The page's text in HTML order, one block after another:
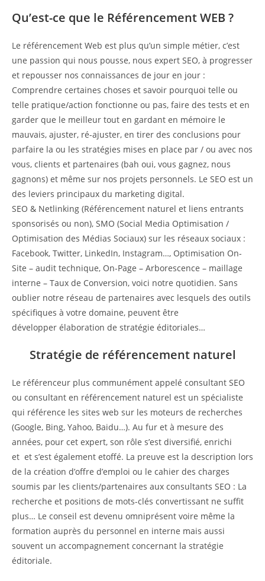
Qu’est-ce que le Référencement WEB ?
Le référencement Web est plus qu’un simple métier, c’est
une passion qui nous pousse, nous expert SEO, à progresser
et repousser nos connaissances de jour en jour :
Comprendre certaines choses et savoir pourquoi telle ou
telle pratique/action fonctionne ou pas, faire des tests et en
garder que le meilleur tout en gardant en mémoire le
mauvais, ajuster, ré-ajuster, en tirer des conclusions pour
parfaire la ou les stratégies mises en place par / ou avec nos
vous, clients et partenaires (bah oui, vous gagnez, nous
gagnons) et même sur nos projets personnels. Le SEO est un
des leviers principaux du marketing digital.
SEO & Netlinking (Référencement naturel et liens entrants
sponsorisés ou non), SMO (Social Media Optimisation /
Optimisation des Médias Sociaux) sur les réseaux sociaux :
Facebook, Twitter, LinkedIn, Instagram…, Optimisation On-
Site – audit technique, On-Page – Arborescence – maillage
interne – Taux de Conversion, voici notre quotidien. Sans
oublier notre réseau de partenaires avec lesquels des outils
spécifiques à votre domaine, peuvent être
développer élaboration de stratégie éditoriales…
Stratégie de référencement naturel
Le référenceur plus communément appelé consultant SEO
ou consultant en référencement naturel est un spécialiste
qui référence les sites web sur les moteurs de recherches
(Google, Bing, Yahoo, Baidu…). Au fur et à mesure des
années, pour cet expert, son rôle s’est diversifié, enrichi
et et s’est également etoffé. La preuve est la description lors
de la création d’offre d’emploi ou le cahier des charges
soumis par les clients/partenaires aux consultants SEO : La
recherche et positions de mots-clés convertissant ne suffit
plus… Le conseil est devenu omniprésent voire même la
formation auprès du personnel en interne mais aussi
souvent un accompagnement concernant la stratégie
éditoriale.